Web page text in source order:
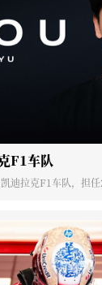
F1车队
迪拉克F1车队，担任